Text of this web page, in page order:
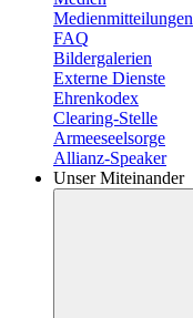
Medienmitteilungen
FAQ
Bildergalerien
Externe Dienste
Ehrenkodex
Clearing-Stelle
Armeeseelsorge
Allianz-Speaker
Unser Miteinander